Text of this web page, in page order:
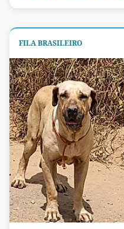
FILA BRASILEIRO